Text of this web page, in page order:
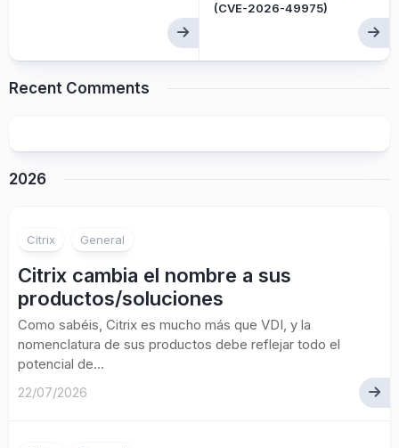
(CVE-2026-49975)
Recent Comments
2026
Citrix General
Citrix cambia el nombre a sus
productos/soluciones
Como sabéis, Citrix es mucho más que VDI, y la
nomenclatura de sus productos debe reflejar todo el
potencial de...
22/07/2026